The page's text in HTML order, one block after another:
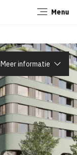
Menu
Meer informatie
Sluiten